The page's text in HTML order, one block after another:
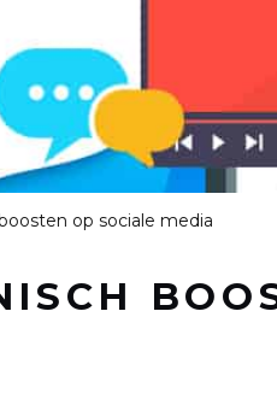
op sociale media